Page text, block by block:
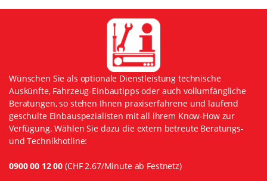
Wünschen Sie als optionale Dienstleistung technische
Auskünfte, Fahrzeug-Einbautipps oder auch vollumfängliche
Beratungen, so stehen Ihnen praxiserfahrene und laufend
geschulte Einbauspezialisten mit all ihrem Know-How zur
Verfügung. Wählen Sie dazu die extern betreute Beratungs-
und Technikhotline:
0900 00 12 00 (CHF 2.67/Minute ab Festnetz)